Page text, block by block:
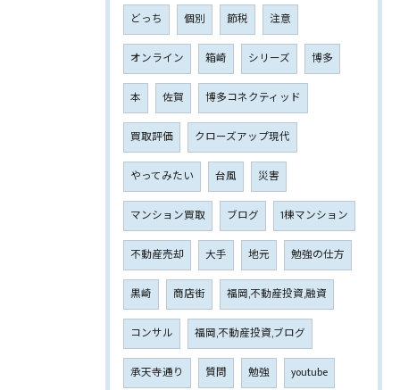
どっち 個別 節税 注意
オンライン 箱崎 シリーズ 博多
本 佐賀 博多コネクティッド
買取評価 クローズアップ現代
やってみたい 台風 災害
マンション買取 ブログ 1棟マンション
不動産売却 大手 地元 勉強の仕方
黒崎 商店街 福岡,不動産投資,融資
コンサル 福岡,不動産投資,ブログ
承天寺通り 質問 勉強 youtube